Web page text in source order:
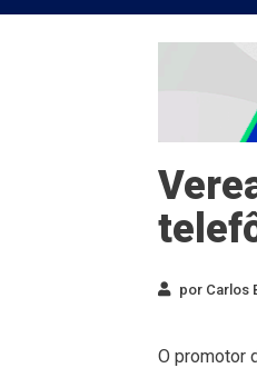
por Carlos
O promotor